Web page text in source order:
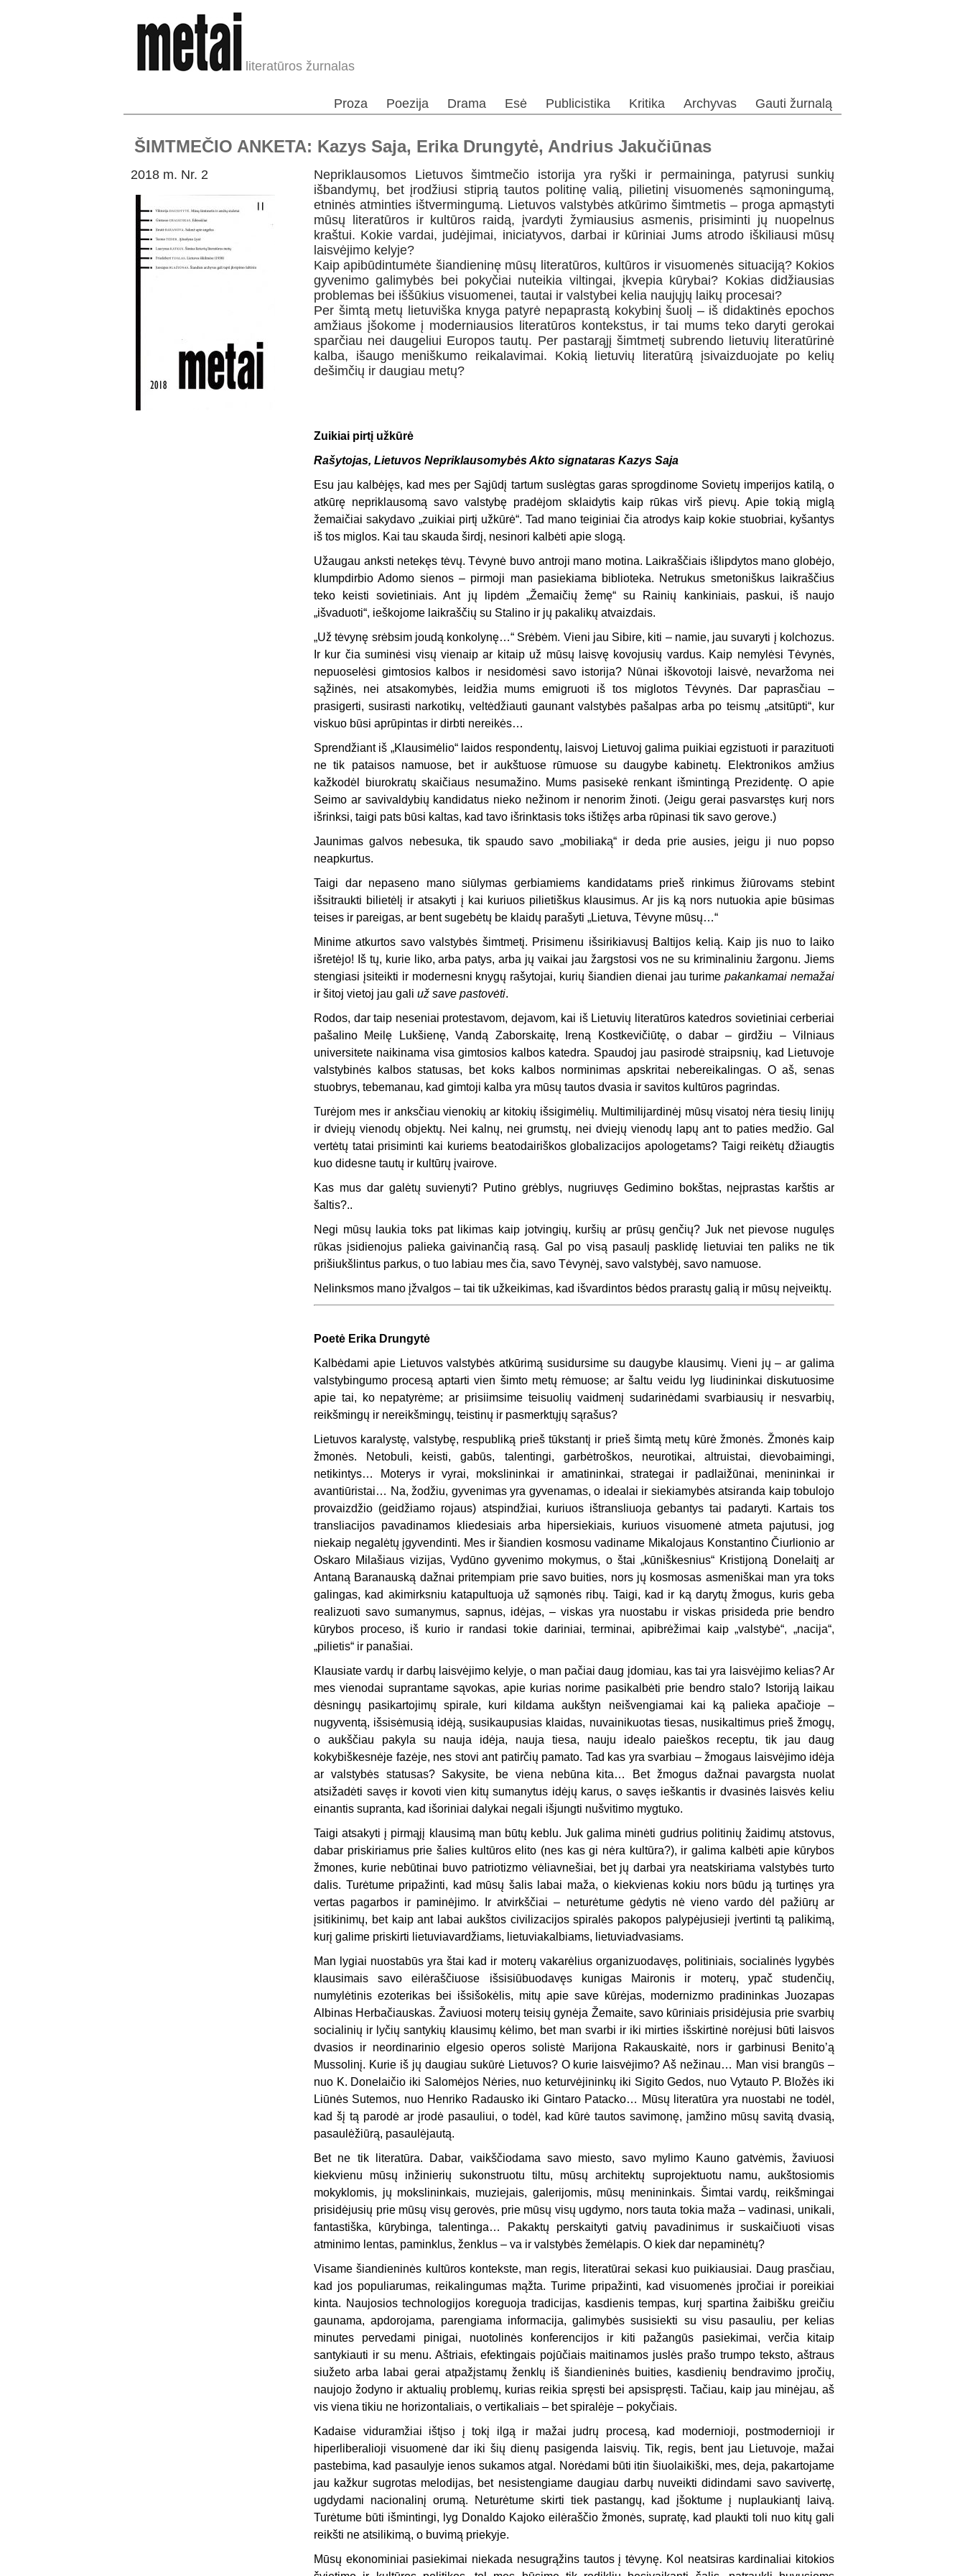
literatūros žurnalas
Proza Poezija Drama Esė Publicistika Kritika Archyvas Gauti žurnalą
ŠIMTMEČIO ANKETA: Kazys Saja, Erika Drungytė, Andrius Jakučiūnas
2018 m. Nr. 2
Nepriklausomos Lietuvos šimtmečio istorija yra ryški ir permaininga, patyrusi sunkių
išbandymų, bet įrodžiusi stiprią tautos politinę valią, pilietinį visuomenės sąmoningumą,
etninės atminties ištvermingumą. Lietuvos valstybės atkūrimo šimtmetis – proga apmąstyti
mūsų literatūros ir kultūros raidą, įvardyti žymiausius asmenis, prisiminti jų nuopelnus
kraštui. Kokie vardai, judėjimai, iniciatyvos, darbai ir kūriniai Jums atrodo iškiliausi mūsų
laisvėjimo kelyje?
Kaip apibūdintumėte šiandieninę mūsų literatūros, kultūros ir visuomenės situaciją? Kokios
gyvenimo galimybės bei pokyčiai nuteikia viltingai, įkvepia kūrybai? Kokias didžiausias
problemas bei iššūkius visuomenei, tautai ir valstybei kelia naujųjų laikų procesai?
Per šimtą metų lietuviška knyga patyrė nepaprastą kokybinį šuolį – iš didaktinės epochos
amžiaus įšokome į moderniausios literatūros kontekstus, ir tai mums teko daryti gerokai
sparčiau nei daugeliui Europos tautų. Per pastarąjį šimtmetį subrendo lietuvių literatūrinė
kalba, išaugo meniškumo reikalavimai. Kokią lietuvių literatūrą įsivaizduojate po kelių
dešimčių ir daugiau metų?
Zuikiai pirtį užkūrė
Rašytojas, Lietuvos Nepriklausomybės Akto signataras Kazys Saja
Esu jau kalbėjęs, kad mes per Sąjūdį tartum suslėgtas garas sprogdinome Sovietų imperijos katilą, o
atkūrę nepriklausomą savo valstybę pradėjom sklaidytis kaip rūkas virš pievų. Apie tokią miglą
žemaičiai sakydavo „zuikiai pirtį užkūrė“. Tad mano teiginiai čia atrodys kaip kokie stuobriai, kyšantys
iš tos miglos. Kai tau skauda širdį, nesinori kalbėti apie slogą.
Užaugau anksti netekęs tėvų. Tėvynė buvo antroji mano motina. Laikraščiais išlipdytos mano globėjo,
klumpdirbioAdomo sienos – pirmoji man pasiekiama biblioteka. Netrukus smetoniškus laikraščius
teko keisti sovietiniais. Ant jų lipdėm „Žemaičių žemę“ su Rainių kankiniais, paskui, iš naujo
„išvaduoti“, ieškojome laikraščių su Stalino ir jų pakalikų atvaizdais.
„Už tėvynę srėbsim joudą konkolynę…“ Srėbėm. Vieni jau Sibire, kiti – namie, jau suvaryti į kolchozus.
Ir kur čia suminėsi visų vienaip ar kitaip už mūsų laisvę kovojusių vardus. Kaip nemylėsi Tėvynės,
nepuoselėsi gimtosios kalbos ir nesidomėsi savo istorija? Nūnai iškovotoji laisvė, nevaržoma nei
sąžinės, nei atsakomybės, leidžia mums emigruoti iš tos miglotos Tėvynės. Dar paprasčiau –
prasigerti, susirasti narkotikų, veltėdžiauti gaunant valstybės pašalpas arba po teismų „atsitūpti“, kur
viskuo būsi aprūpintas ir dirbti nereikės…
Sprendžiant iš „Klausimėlio“ laidos respondentų, laisvoj Lietuvoj galima puikiai egzistuoti ir parazituoti
ne tik pataisos namuose, bet ir aukštuose rūmuose su daugybe kabinetų. Elektronikos amžius
kažkodėl biurokratų skaičiaus nesumažino. Mums pasisekė renkant išmintingą Prezidentę. O apie
Seimo ar savivaldybių kandidatus nieko nežinom ir nenorim žinoti. (Jeigu gerai pasvarstęs kurį nors
išrinksi, taigi pats būsi kaltas, kad tavo išrinktasis toks ištižęs arba rūpinasi tik savo gerove.)
Jaunimas galvos nebesuka, tik spaudo savo „mobiliaką“ ir deda prie ausies, jeigu ji nuo popso
neapkurtus.
Taigi dar nepaseno mano siūlymas gerbiamiems kandidatams prieš rinkimus žiūrovams stebint
išsitraukti bilietėlį ir atsakyti į kai kuriuos pilietiškus klausimus. Ar jis ką nors nutuokia apie būsimas
teises ir pareigas, ar bent sugebėtų be klaidų parašyti „Lietuva, Tėvyne mūsų…“
Minime atkurtos savo valstybės šimtmetį. Prisimenu išsirikiavusį Baltijos kelią. Kaip jis nuo to laiko
išretėjo! Iš tų, kurie liko, arba patys, arba jų vaikai jau žargstosi vos ne su kriminaliniu žargonu. Jiems
stengiasi įsiteikti ir modernesni knygų rašytojai, kurių šiandien dienai jau turimepakankamai nemažai
ir šitoj vietoj jau gali už save pastovėti.
Rodos, dar taip neseniai protestavom, dejavom, kai iš Lietuvių literatūros katedros sovietiniai cerberiai
pašalino Meilę Lukšienę, Vandą Zaborskaitę, Ireną Kostkevičiūtę, o dabar – girdžiu – Vilniaus
universitete naikinama visa gimtosios kalbos katedra. Spaudoj jau pasirodė straipsnių, kad Lietuvoje
valstybinės kalbos statusas, bet koks kalbos norminimas apskritai nebereikalingas. O aš, senas
stuobrys, tebemanau, kad gimtoji kalba yra mūsų tautos dvasia ir savitos kultūros pagrindas.
Turėjom mes ir anksčiau vienokių ar kitokių išsigimėlių. Multimilijardinėj mūsų visatoj nėra tiesių linijų
ir dviejų vienodų objektų. Nei kalnų, nei grumstų, nei dviejų vienodų lapų ant to paties medžio. Gal
vertėtų tatai prisiminti kai kuriems beatodairiškos globalizacijos apologetams? Taigi reikėtų džiaugtis
kuo didesne tautų ir kultūrų įvairove.
Kas mus dar galėtų suvienyti? Putino grėblys, nugriuvęs Gedimino bokštas, neįprastas karštis ar
šaltis?..
Negi mūsų laukia toks pat likimas kaip jotvingių, kuršių ar prūsų genčių? Juk net pievose nugulęs
rūkas įsidienojus palieka gaivinančią rasą. Gal po visą pasaulį pasklidę lietuviai ten paliks ne tik
prišiukšlintus parkus, o tuo labiau mes čia, savo Tėvynėj, savo valstybėj, savo namuose.
Nelinksmos mano įžvalgos – tai tik užkeikimas, kad išvardintos bėdos prarastų galią ir mūsų neįveiktų.
Poetė Erika Drungytė
Kalbėdami apie Lietuvos valstybės atkūrimą susidursime su daugybe klausimų. Vieni jų – ar galima
valstybingumo procesą aptarti vien šimto metų rėmuose; ar šaltu veidu lyg liudininkai diskutuosime
apie tai, ko nepatyrėme; ar prisiimsime teisuolių vaidmenį sudarinėdami svarbiausių ir nesvarbių,
reikšmingų ir nereikšmingų, teistinų ir pasmerktųjų sąrašus?
Lietuvos karalystę, valstybę, respubliką prieš tūkstantį ir prieš šimtą metų kūrė žmonės. Žmonės kaip
žmonės. Netobuli, keisti, gabūs, talentingi, garbėtroškos, neurotikai, altruistai, dievobaimingi,
netikintys… Moterys ir vyrai, mokslininkai ir amatininkai, strategai ir padlaižūnai, menininkai ir
avantiūristai… Na, žodžiu, gyvenimas yra gyvenamas, o idealai ir siekiamybės atsiranda kaip tobulojo
provaizdžio (geidžiamo rojaus) atspindžiai, kuriuos ištransliuoja gebantys tai padaryti. Kartais tos
transliacijos pavadinamos kliedesiais arba hipersiekiais, kuriuos visuomenė atmeta pajutusi, jog
niekaip negalėtų įgyvendinti. Mes ir šiandien kosmosu vadiname Mikalojaus Konstantino Čiurlionio ar
Oskaro Milašiaus vizijas, Vydūno gyvenimo mokymus, o štai „kūniškesnius“ Kristijoną Donelaitį ar
Antaną Baranauską dažnai pritempiam prie savo buities, nors jų kosmosas asmeniškai man yra toks
galingas, kad akimirksniu katapultuoja už sąmonės ribų. Taigi, kad ir ką darytų žmogus, kuris geba
realizuoti savo sumanymus, sapnus, idėjas, – viskas yra nuostabu ir viskas prisideda prie bendro
kūrybos proceso, iš kurio ir randasi tokie dariniai, terminai, apibrėžimai kaip „valstybė“, „nacija“,
„pilietis“ ir panašiai.
Klausiate vardų ir darbų laisvėjimo kelyje, o man pačiai daug įdomiau, kas tai yra laisvėjimo kelias? Ar
mes vienodai suprantame sąvokas, apie kurias norime pasikalbėti prie bendro stalo? Istoriją laikau
dėsningų pasikartojimų spirale, kuri kildama aukštyn neišvengiamai kai ką palieka apačioje –
nugyventą, išsisėmusią idėją, susikaupusias klaidas, nuvainikuotas tiesas, nusikaltimus prieš žmogų,
o aukščiau pakyla su nauja idėja, nauja tiesa, nauju idealo paieškos receptu, tik jau daug
kokybiškesnėje fazėje, nes stovi ant patirčių pamato. Tad kas yra svarbiau – žmogaus laisvėjimo idėja
ar valstybės statusas? Sakysite, be viena nebūna kita… Bet žmogus dažnai pavargsta nuolat
atsižadėti savęs ir kovoti vien kitų sumanytus idėjų karus, o savęs ieškantis ir dvasinės laisvės keliu
einantis supranta, kad išoriniai dalykai negali išjungti nušvitimo mygtuko.
Taigi atsakyti į pirmąjį klausimą man būtų keblu. Juk galima minėti gudrius politinių žaidimų atstovus,
dabar priskiriamus prie šalies kultūros elito (nes kas gi nėra kultūra?), ir galima kalbėti apie kūrybos
žmones, kurie nebūtinai buvo patriotizmo vėliavnešiai, bet jų darbai yra neatskiriama valstybės turto
dalis. Turėtume pripažinti, kad mūsų šalis labai maža, o kiekvienas kokiu nors būdu ją turtinęs yra
vertas pagarbos ir paminėjimo. Ir atvirkščiai – neturėtume gėdytis nė vieno vardo dėl pažiūrų ar
įsitikinimų, bet kaip ant labai aukštos civilizacijos spiralės pakopos palypėjusieji įvertinti tą palikimą,
kurį galime priskirti lietuviavardžiams, lietuviakalbiams, lietuviadvasiams.
Man lygiai nuostabūs yra štai kad ir moterų vakarėlius organizuodavęs, politiniais, socialinės lygybės
klausimais savo eilėraščiuose išsisiūbuodavęs kunigas Maironis ir moterų, ypač studenčių,
numylėtinis ezoterikas bei išsišokėlis, mitų apie save kūrėjas, modernizmo pradininkas Juozapas
Albinas Herbačiauskas. Žaviuosi moterų teisių gynėja Žemaite, savo kūriniais prisidėjusia prie svarbių
socialinių ir lyčių santykių klausimų kėlimo, bet man svarbi ir iki mirties išskirtinė norėjusi būti laisvos
dvasios ir neordinarinio elgesio operos solistė Marijona Rakauskaitė, nors ir garbinusi Benito’ą
Mussolinį. Kurie iš jų daugiau sukūrė Lietuvos? O kurie laisvėjimo? Aš nežinau… Man visi brangūs –
nuo K. Donelaičio iki Salomėjos Nėries, nuo keturvėjininkų iki Sigito Gedos, nuo Vytauto P. Bložės iki
Liūnės Sutemos, nuo Henriko Radausko iki Gintaro Patacko… Mūsų literatūra yra nuostabi ne todėl,
kad šį tą parodė ar įrodė pasauliui, o todėl, kad kūrė tautos savimonę, įamžino mūsų savitą dvasią,
pasaulėžiūrą, pasaulėjautą.
Bet ne tik literatūra. Dabar, vaikščiodama savo miesto, savo mylimo Kauno gatvėmis, žaviuosi
kiekvienu mūsų inžinierių sukonstruotu tiltu, mūsų architektų suprojektuotu namu, aukštosiomis
mokyklomis, jų mokslininkais, muziejais, galerijomis, mūsų menininkais. Šimtai vardų, reikšmingai
prisidėjusių prie mūsų visų gerovės, prie mūsų visų ugdymo, nors tauta tokia maža – vadinasi, unikali,
fantastiška, kūrybinga, talentinga… Pakaktų perskaityti gatvių pavadinimus ir suskaičiuoti visas
atminimo lentas, paminklus, ženklus – va ir valstybės žemėlapis. O kiek dar nepaminėtų?
Visame šiandieninės kultūros kontekste, man regis, literatūrai sekasi kuo puikiausiai. Daug prasčiau,
kad jos populiarumas, reikalingumas mąžta. Turime pripažinti, kad visuomenės įpročiai ir poreikiai
kinta. Naujosios technologijos koreguoja tradicijas, kasdienis tempas, kurį spartina žaibišku greičiu
gaunama, apdorojama, parengiama informacija, galimybės susisiekti su visu pasauliu, per kelias
minutes pervedami pinigai, nuotolinės konferencijos ir kiti pažangūs pasiekimai, verčia kitaip
santykiauti ir su menu. Aštriais, efektingais pojūčiais maitinamos juslės prašo trumpo teksto, aštraus
siužeto arba labai gerai atpažįstamų ženklų iš šiandieninės buities, kasdienių bendravimo įpročių,
naujojo žodyno ir aktualių problemų, kurias reikia spręsti bei apsispręsti. Tačiau, kaip jau minėjau, aš
vis viena tikiu ne horizontaliais, o vertikaliais – bet spiralėje – pokyčiais.
Kadaise viduramžiai ištįso į tokį ilgą ir mažai judrų procesą, kad modernioji, postmodernioji ir
hiperliberalioji visuomenė dar iki šių dienų pasigenda laisvių. Tik, regis, bent jau Lietuvoje, mažai
pastebima, kad pasaulyje ienos sukamos atgal. Norėdami būti itin šiuolaikiški, mes, deja, pakartojame
jau kažkur sugrotas melodijas, bet nesistengiame daugiau darbų nuveikti didindami savo savivertę,
ugdydami nacionalinį orumą. Neturėtume skirti tiek pastangų, kad įšoktume į nuplaukiantį laivą.
Turėtume būti išmintingi, lyg Donaldo Kajoko eilėraščio žmonės, supratę, kad plaukti toli nuo kitų gali
reikšti ne atsilikimą, o buvimą priekyje.
Mūsų ekonominiai pasiekimai niekada nesugrąžins tautos į tėvynę. Kol neatsiras kardinaliai kitokios